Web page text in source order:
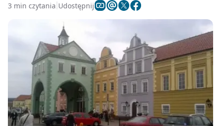
3 min czytania Udostępnij